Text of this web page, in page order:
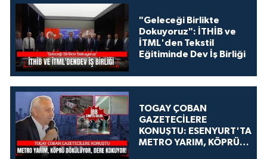
"Geleceği Birlikte
Dokuyoruz": İTHİB ve
İTML'den Tekstil
Eğitiminde Dev İş Birliği
TOGAY ÇOBAN
GAZETECİLERE
KONUŞTU: ESENYURT'TA
METRO YARIM, KÖPRÜ